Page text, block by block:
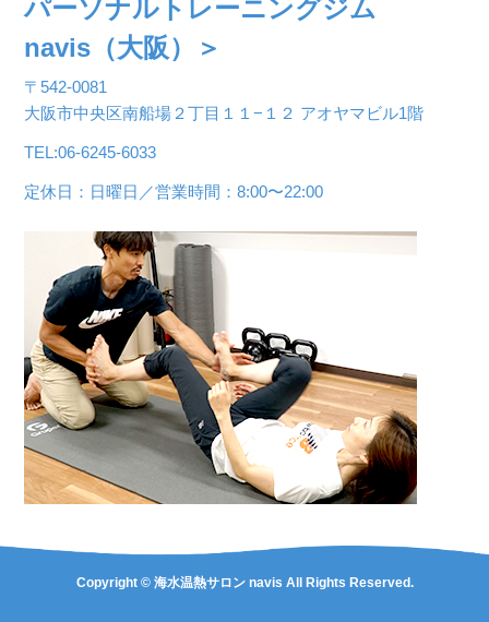
パーソナルトレーニングジム
navis（大阪）＞
〒542-0081
大阪市中央区南船場２丁目１１−１２ アオヤマビル1階
TEL:06-6245-6033
定休日：日曜日／営業時間：8:00〜22:00
Copyright © 海水温熱サロン navis All Rights Reserved.